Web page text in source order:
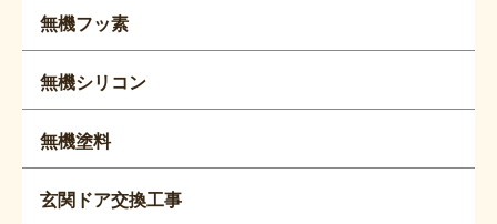
無機フッ素
無機シリコン
無機塗料
玄関ドア交換工事